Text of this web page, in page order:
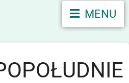
narzędzi
MENU